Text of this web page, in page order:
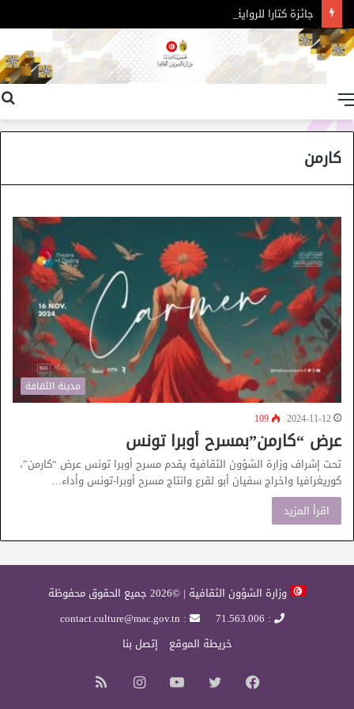
جائزة كتارا للرواية العربية – الدورة 11
كارمن
مدينة الثقافة
2024-11-12
109
عرض “كارمن”بمسرح أوبرا تونس
تحت إشراف وزارة الشؤون الثقافية يقدم مسرح أوبرا تونس عرض “كارمن”،
كوريغرافيا واخراج سفيان أبو لقرع وانتاج مسرح أوبرا-تونس وأداء…
اقرأ المزيد
وزارة الشؤون الثقافية | ©2026 جميع الحقوق محفوظة
: 71.563.006
: contact.culture@mac.gov.tn
خريطة الموقع
إتصل بنا
فيسبوك تويتر يوتيوب انستقرام